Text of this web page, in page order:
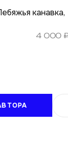
канавка,
4 000